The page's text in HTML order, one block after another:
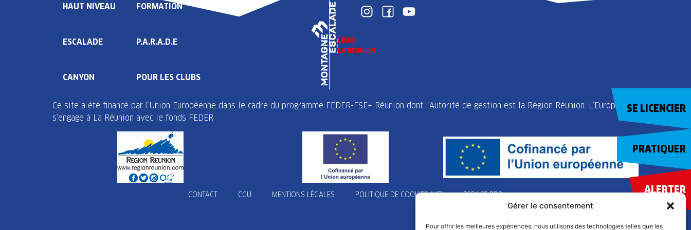
Gérer le consentement
Pour offrir les meilleures expériences, nous utilisons des technologies telles que les
SE LICENCIER
PRATIQUER
ALERTER
HAUT NIVEAU
ESCALADE
CANYON
FORMATION
P.A.R.A.D.E
POUR LES CLUBS
Ce site a été financé par l’Union Européenne dans le cadre du programme FEDER-FSE+ Réunion dont l’Autorité de gestion est la Région Réunion. L’Europe
s’engage à La Réunion avec le fonds FEDER
CONTACT CGU MENTIONS LÉGALES POLITIQUE DE COOKIES (UE) ESPACE PRO